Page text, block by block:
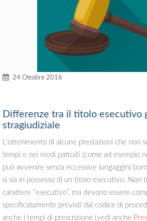
24 Ottobre 2016
Differenze tra il titolo esecutivo
stragiudiziale
L’ottenimento di alcune prestazioni che non
tempi e nei modi pattuiti (come ad esempio
può avvenire senza eccessive lungaggini
si sia in possesso di un titolo esecutivo. Non
carattere “esecutivo”, ma devono essere
specificatamente previsti dal codice di
anche i tempi di prescrizione (vedi anche